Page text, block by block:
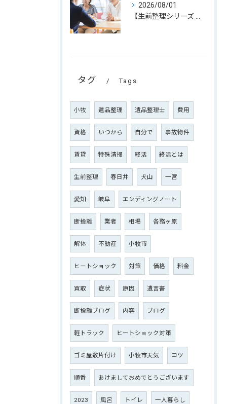
2026/08/01
タグ Tags
小牧 遺品整理 遺品整理士 費用
資格 いつから 自分で 事故物件
賃貸 特殊清掃 終活 終活とは
生前整理 春日井 犬山 一宮
愛知 岐阜 エンディングノート
断捨離 業者 相場 各務ヶ原
解体 不動産 小牧市
ヒートショック 対策 価格 料金
買取 症状 原因 遺言書
断捨離ブログ 内容 ブログ
軽トラック ヒートショック対策
ゴミ屋敷片付け 小牧市天気 コツ
順番 あけましておめでとうございます
2023 風呂 トイレ 一人暮らし